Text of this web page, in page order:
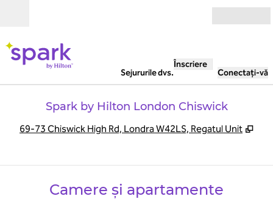
Sejururile dvs.
Înscriere
Conectați-vă
Spark by Hilton London Chiswick
69-73 Chiswick High Rd, Londra W42LS, Regatul Unit ,
Camere și apartamente